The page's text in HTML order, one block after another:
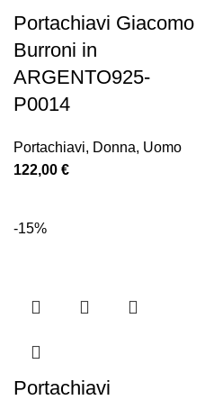
Portachiavi Giacomo
Burroni in
ARGENTO925-
P0014
Portachiavi, Donna, Uomo
122,00 €
-15%
Portachiavi